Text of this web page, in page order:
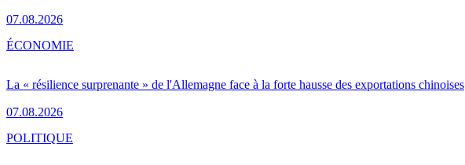
07.08.2026
La « résilience surprenante » de l'Allemagne face à la forte hausse des exportations chinoises
07.08.2026
ÉCONOMIE
POLITIQUE